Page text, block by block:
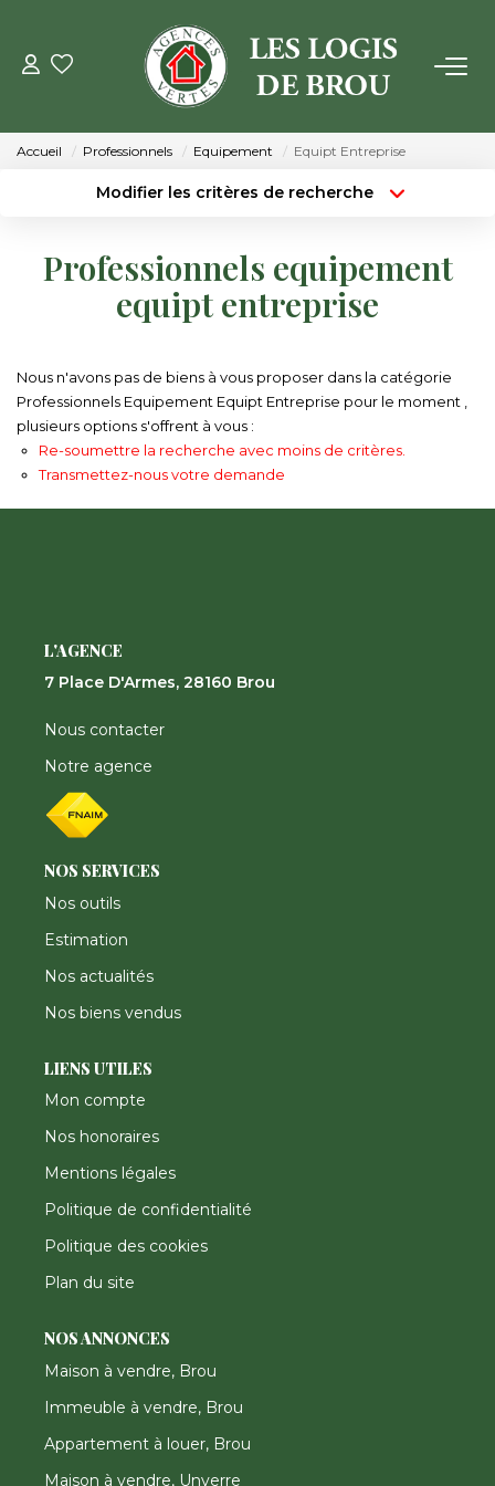
ESTIMATION
NOTRE AGENCE
Qui Sommes Nous
Notre Équipe
Accueil Professionnels Equipement Equipt Entreprise
Modifier les critères de recherche
Sélectionnez...
Type de bien
Surface min
Créer une alerte
Professionnels equipement
equipt entreprise
Nous n'avons pas de biens à vous proposer dans la catégorie
Professionnels Equipement Equipt Entreprise pour le moment ,
plusieurs options s'offrent à vous :
Re-soumettre la recherche avec moins de critères.
Transmettez-nous votre demande
L'AGENCE
7 Place D'Armes, 28160 Brou
Nous contacter
Notre agence
NOS SERVICES
Nos outils
Estimation
Nos actualités
Nos biens vendus
LIENS UTILES
Mon compte
Nos honoraires
Mentions légales
Politique de confidentialité
Politique des cookies
Plan du site
NOS ANNONCES
Maison à vendre, Brou
Immeuble à vendre, Brou
Appartement à louer, Brou
Maison à vendre, Unverre